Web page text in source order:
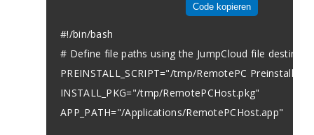
#!/bin/bash
# Define file paths using the JumpCloud file
PREINSTALL_SCRIPT="/tmp/RemotePC Preinstall.sh"
INSTALL_PKG="/tmp/RemotePCHost.pkg"
APP_PATH="/Applications/RemotePCHost.app"
Code kopieren